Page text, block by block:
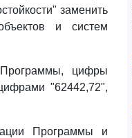
заменить
и систем
цифры
"62442,72",
Программы и